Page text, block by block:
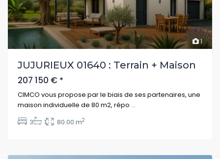
1
JUJURIEUX 01640 : Terrain + Maison
207 150 € *
CIMCO vous propose par le biais de ses partenaires, une
maison individuelle de 80 m2, répo
3 1 80.00 m2